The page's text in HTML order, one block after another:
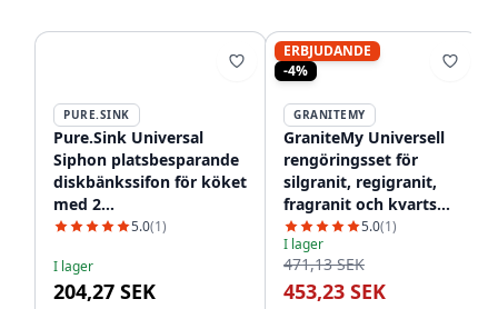
PURE.SINK
Pure.Sink Universal
Siphon platsbesparande
diskbänkssifon för köket
med 2
diskmaskinsanslutningar
5.0(1)
I lager
204,27 SEK
ERBJUDANDE
-4%
GRANITEMY
GraniteMy Universell
rengöringsset för
silgranit, regigranit,
fragranit och kvarts
12089528665.0(1)
I lager
471,13 SEK
453,23 SEK